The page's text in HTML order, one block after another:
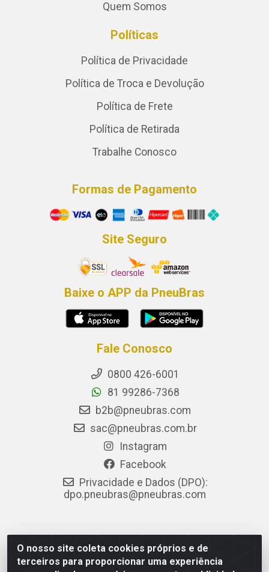
O nosso site coleta cookies próprios e de
terceiros para proporcionar uma experiência
Quem Somos
Políticas
Política de Privacidade
Política de Troca e Devolução
Política de Frete
Política de Retirada
Trabalhe Conosco
Formas de Pagamento
Site Seguro
Baixe o APP da PneuBras
Fale Conosco
0800 426-6001
81 99286-7368
b2b@pneubras.com
sac@pneubras.com.br
Instagram
Facebook
Privacidade e Dados (DPO):
dpo.pneubras@pneubras.com
PneuBras - Rodovia BR-101, KM 82 - Prazeres,
Jaboatão dos Guararapes/PE - CEP 54.335-000 - CNPJ
08.678.386/0001-05 - Pneubras Comércio de Pneus